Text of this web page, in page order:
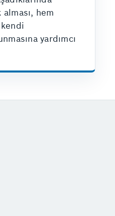
hem
kendi
yardımcı